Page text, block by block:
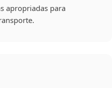
apropriadas para